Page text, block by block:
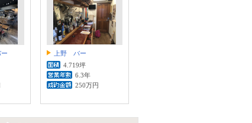
上野 バー
4.719坪
6.3年
250万円